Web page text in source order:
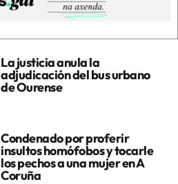
La justicia anula la
adjudicación del bus urbano
de Ourense
Condenado por proferir
insultos homófobos y tocarle
los pechos a una mujer en A
Coruña